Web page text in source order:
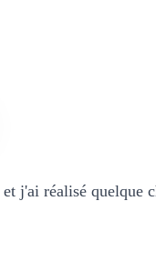
et j'ai réalisé quelque